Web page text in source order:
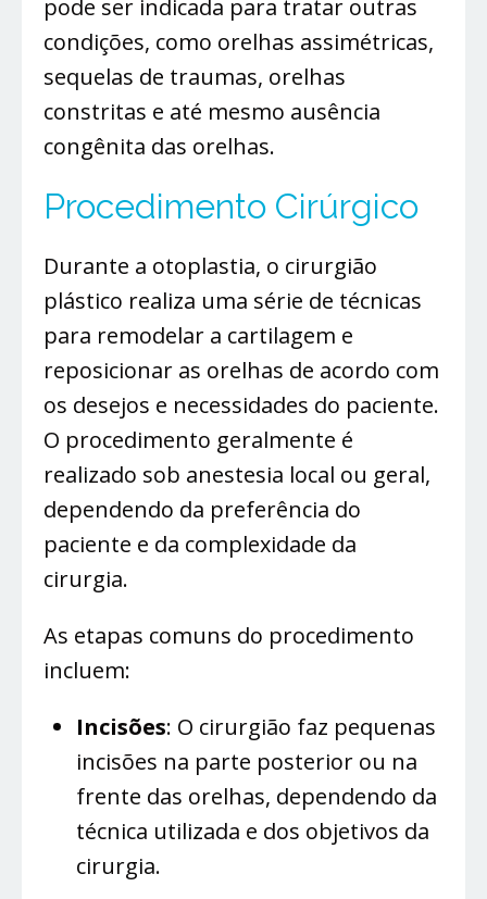
pode ser indicada para tratar outras
condições, como orelhas assimétricas,
sequelas de traumas, orelhas
constritas e até mesmo ausência
congênita das orelhas.
Procedimento Cirúrgico
Durante a otoplastia, o cirurgião
plástico realiza uma série de técnicas
para remodelar a cartilagem e
reposicionar as orelhas de acordo com
os desejos e necessidades do paciente.
O procedimento geralmente é
realizado sob anestesia local ou geral,
dependendo da preferência do
paciente e da complexidade da
cirurgia.
As etapas comuns do procedimento
incluem:
Incisões: O cirurgião faz pequenas
incisões na parte posterior ou na
frente das orelhas, dependendo da
técnica utilizada e dos objetivos da
cirurgia.